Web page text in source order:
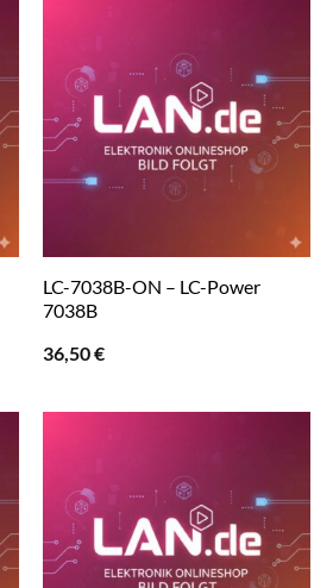
LC-7038B-ON – LC-Power
7038B
36,50€